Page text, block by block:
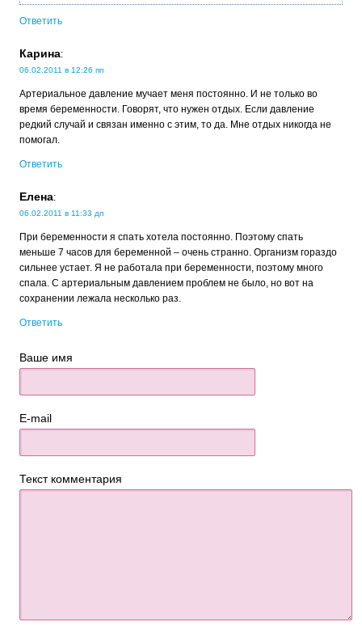
Ответить
Карина:
06.02.2011 в 12:26 пп
Артериальное давление мучает меня постоянно. И не только во
время беременности. Говорят, что нужен отдых. Если давление
редкий случай и связан именно с этим, то да. Мне отдых никогда не
помогал.
Ответить
Елена:
06.02.2011 в 11:33 дп
При беременности я спать хотела постоянно. Поэтому спать
меньше 7 часов для беременной – очень странно. Организм гораздо
сильнее устает. Я не работала при беременности, поэтому много
спала. С артериальным давлением проблем не было, но вот на
сохранении лежала несколько раз.
Ответить
Ваше имя
E-mail
Текст комментария